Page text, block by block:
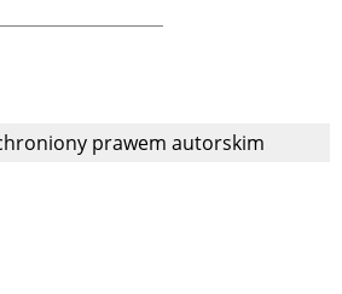
prawem autorskim